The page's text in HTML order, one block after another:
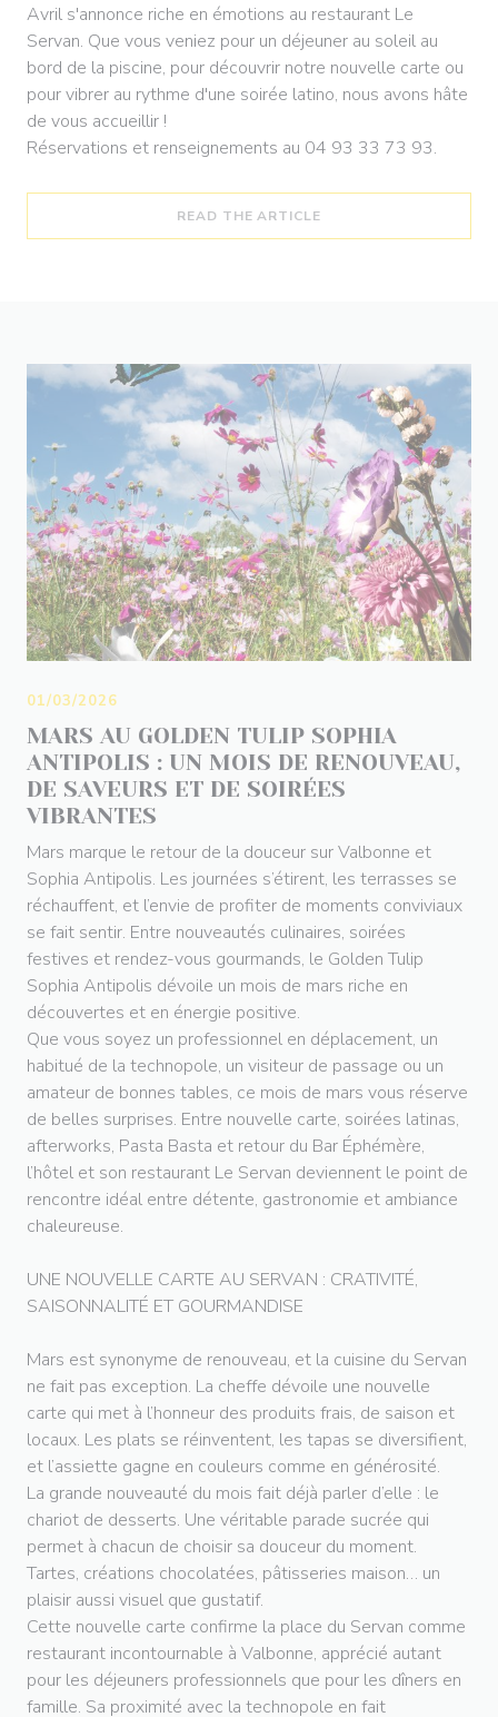
Avril s'annonce riche en émotions au restaurant Le
Servan. Que vous veniez pour un déjeuner au soleil au
bord de la piscine, pour découvrir notre nouvelle carte ou
pour vibrer au rythme d'une soirée latino, nous avons hâte
de vous accueillir !
Réservations et renseignements au 04 93 33 73 93.
READ THE ARTICLE
MARS AU GOLDEN TULIP SOPHIA
ANTIPOLIS : UN MOIS DE RENOUVEAU,
DE SAVEURS ET DE SOIRÉES
VIBRANTES
01/03/2026
Mars marque le retour de la douceur sur Valbonne et
Sophia Antipolis. Les journées s’étirent, les terrasses se
réchauffent, et l’envie de profiter de moments conviviaux
se fait sentir. Entre nouveautés culinaires, soirées
festives et rendez-vous gourmands, le Golden Tulip
Sophia Antipolis dévoile un mois de mars riche en
découvertes et en énergie positive.
Que vous soyez un professionnel en déplacement, un
habitué de la technopole, un visiteur de passage ou un
amateur de bonnes tables, ce mois de mars vous réserve
de belles surprises. Entre nouvelle carte, soirées latinas,
afterworks, Pasta Basta et retour du Bar Éphémère,
l’hôtel et son restaurant Le Servan deviennent le point de
rencontre idéal entre détente, gastronomie et ambiance
chaleureuse.
UNE NOUVELLE CARTE AU SERVAN : CRATIVITÉ,
SAISONNALITÉ ET GOURMANDISE
Mars est synonyme de renouveau, et la cuisine du Servan
ne fait pas exception. La cheffe dévoile une nouvelle
carte qui met à l’honneur des produits frais, de saison et
locaux. Les plats se réinventent, les tapas se diversifient,
et l’assiette gagne en couleurs comme en générosité.
La grande nouveauté du mois fait déjà parler d’elle : le
chariot de desserts. Une véritable parade sucrée qui
permet à chacun de choisir sa douceur du moment.
Tartes, créations chocolatées, pâtisseries maison… un
plaisir aussi visuel que gustatif.
Cette nouvelle carte confirme la place du Servan comme
restaurant incontournable à Valbonne, apprécié autant
pour les déjeuners professionnels que pour les dîners en
famille. Sa proximité avec la technopole en fait